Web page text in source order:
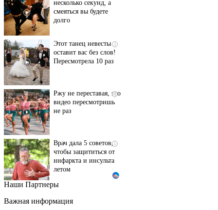
смеяться вы будете
долго
оставит вас без слов!
Пересмотрела 10 раз
видео пересмотришь
не раз
чтобы защититься от
инфаркта и инсульта
летом
Ролик длится пару
шоке от увиденного
Наши Партнеры
Важная информация